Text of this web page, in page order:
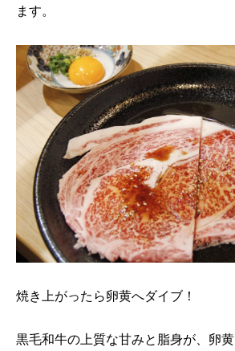
ます。
焼き上がったら卵黄へダイブ！
黒毛和牛の上質な甘みと脂身が、卵